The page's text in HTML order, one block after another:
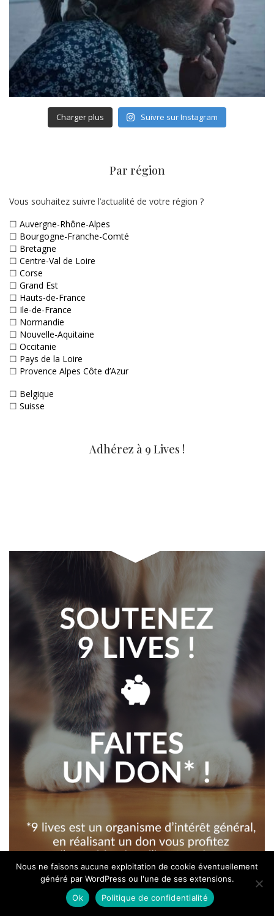
Charger plus Suivre sur Instagram
Par région
Vous souhaitez suivre l’actualité de votre région ?
☐ Auvergne-Rhône-Alpes
☐ Bourgogne-Franche-Comté
☐ Bretagne
☐ Centre-Val de Loire
☐ Corse
☐ Grand Est
☐ Hauts-de-France
☐ Ile-de-France
☐ Normandie
☐ Nouvelle-Aquitaine
☐ Occitanie
☐ Pays de la Loire
☐ Provence Alpes Côte d’Azur
☐ Belgique
☐ Suisse
Adhérez à 9 Lives !
Nous ne faisons aucune exploitation de cookie éventuellement
généré par WordPress ou l'une de ses extensions.
Ok
Politique de confidentialité